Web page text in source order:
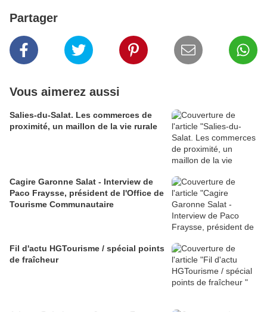
Partager
Vous aimerez aussi
Salies-du-Salat. Les commerces de
proximité, un maillon de la vie rurale
Cagire Garonne Salat - Interview de
Paco Fraysse, président de l'Office de
Tourisme Communautaire
Fil d'actu HGTourisme / spécial points
de fraîcheur